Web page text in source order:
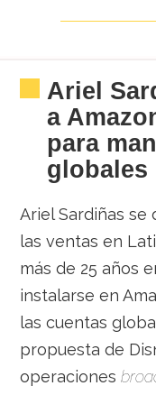
Ariel
a
para
globales
Ariel Sardiñas
las ventas en
más de 25 años
instalarse en
las cuentas
propuesta de
operaciones